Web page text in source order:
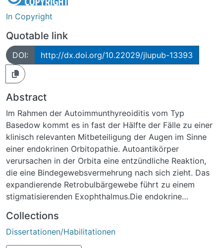
In Copyright
Quotable link
DOI: http://dx.doi.org/10.22029/jlupub-13393
Abstract
Im Rahmen der Autoimmunthyreoiditis vom Typ
Basedow kommt es in fast der Hälfte der Fälle zu einer
klinisch relevanten Mitbeteiligung der Augen im Sinne
einer endokrinen Orbitopathie. Autoantikörper
verursachen in der Orbita eine entzündliche Reaktion,
die eine Bindegewebsvermehrung nach sich zieht. Das
expandierende Retrobulbärgewebe führt zu einem
stigmatisierenden Exophthalmus.Die endokrine
Therapieansätzen bestenfalls in ihrer Progression
gestoppt werden. Eine Reduktion des Exophthalmus ist
nach einer gewissen Zeit nicht mehr zu erwarten. Die
Collections
Dissertationen/Habilitationen